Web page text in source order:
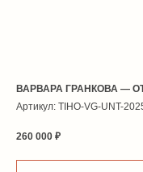
ВАРВАРА ГРАНКОВА —
Артикул: TIHO-VG-UNT-
260 000 ₽